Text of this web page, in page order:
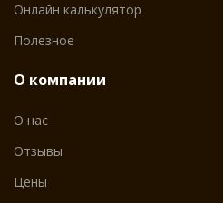
Онлайн калькулятор
Полезное
О компании
О нас
Отзывы
Цены